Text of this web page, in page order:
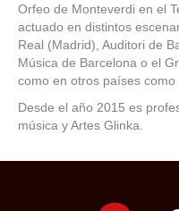
Orfeo de Monteverdi en el
actuado en distintos
Real (Madrid), Auditori de
Música de Barcelona o el
como en otros países como
Desde el año 2015 es
música y Artes Glinka.